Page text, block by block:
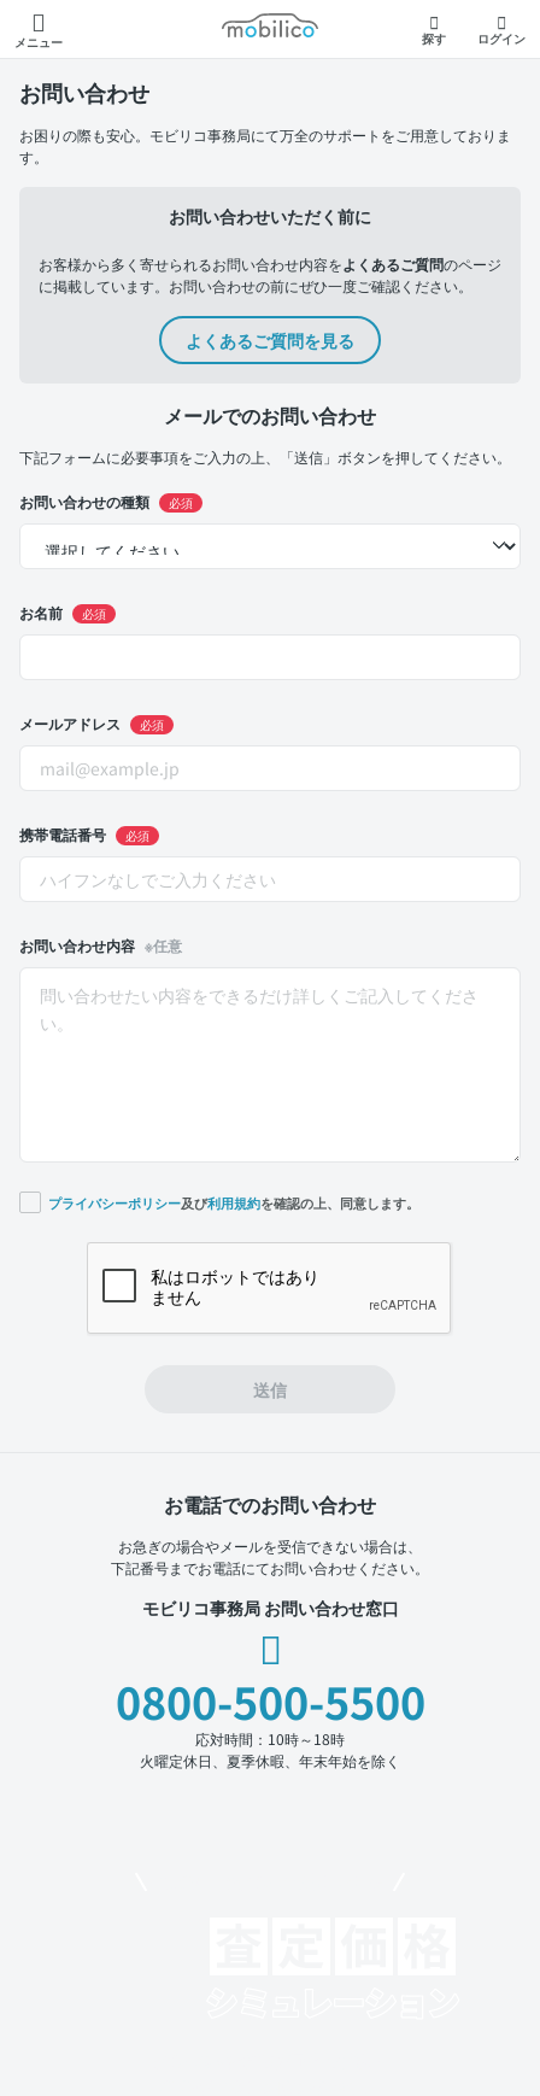
メニュー
モビリコ
探す ログイン
お問い合わせ
お困りの際も安心。モビリコ事務局にて万全のサポートをご用意しておりま
す。
お問い合わせいただく前に
お客様から多く寄せられるお問い合わせ内容をよくあるご質問のページ
に掲載しています。お問い合わせの前にぜひ一度ご確認ください。
よくあるご質問を見る
メールでのお問い合わせ
下記フォームに必要事項をご入力の上、「送信」ボタンを押してください。
お問い合わせの種類 必須
お名前 必須
メールアドレス 必須
携帯電話番号 必須
お問い合わせ内容 ※任意
プライバシーポリシー及び利用規約を確認の上、同意します。
送信
お電話でのお問い合わせ
お急ぎの場合やメールを受信できない場合は、
下記番号までお電話にてお問い合わせください。
モビリコ事務局 お問い合わせ窓口
0800-500-5500
応対時間：10時～18時
火曜定休日、夏季休暇、年末年始を除く